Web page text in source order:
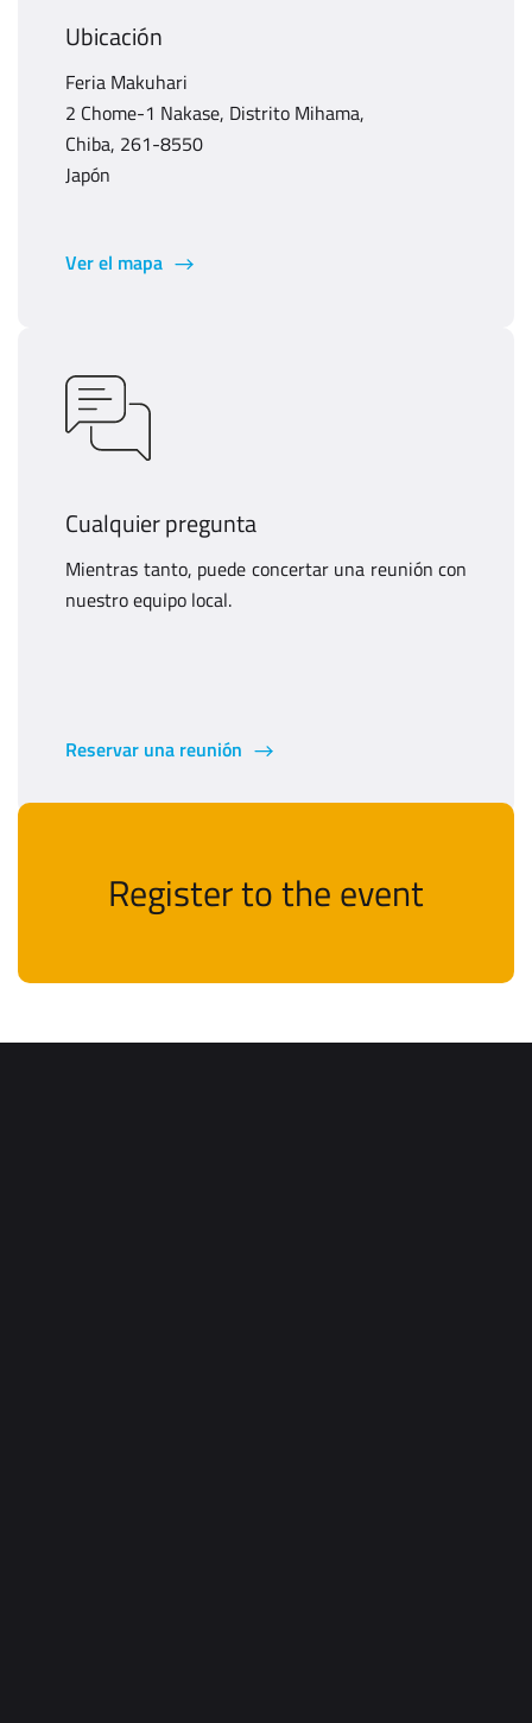
Ubicación
Feria Makuhari
2 Chome-1 Nakase, Distrito Mihama,
Chiba, 261-8550
Japón
Ver el mapa
Cualquier pregunta
Mientras tanto, puede concertar una reunión con
nuestro equipo local.
Reservar una reunión
Register to the event